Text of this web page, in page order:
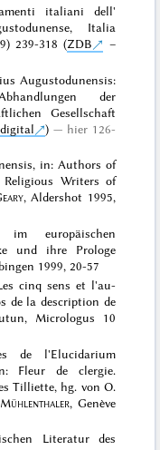
italiani dell'
Italia
239-318 (ZDB
–
Augustodunensis:
der
Gesellschaft
)
hier 126-
in: Authors of
Writers of
, Aldershot 1995,
im europäischen
und ihre Prologe
1999, 20-57
cinq sens et l'au-
de la description de
Micrologus 10
de l'Elucidarium
Fleur de clergie.
Tilliette, hg. von O.
Mühlenthaler, Genève
Literatur des